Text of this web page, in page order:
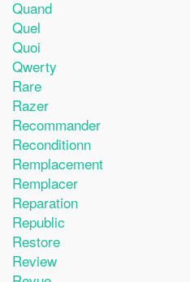
Quand
Quel
Quoi
Qwerty
Rare
Razer
Recommander
Reconditionn
Remplacement
Remplacer
Reparation
Republic
Restore
Review